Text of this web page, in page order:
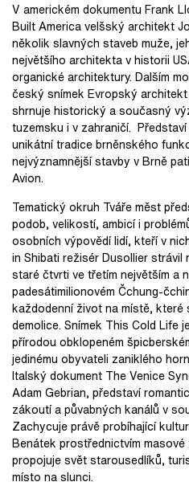
V americkém dokumentu Frank
Built America velšský architekt
několik slavných staveb muže,
největšího architekta v historii
organické architektury. Dalším
český snímek Evropský
shrnuje historický a současný
tuzemsku i v zahraničí.
unikátní tradice brněnského
nejvýznamnější stavby v Brně
Avion.
Tematický okruh Tváře měst
podob, velikostí, ambicí i
osobních výpovědí lidí, kteří v
in Shibati režisér Dusollier strávil
staré čtvrti ve třetím největším a
padesátimilionovém Čchung-
každodenní život na místě,
demolice. Snímek This Cold Life
přírodou obklopeném
jedinému obyvateli zaniklého
Italský dokument The Venice
Adam Gebrian, představí
zákoutí a půvabných kanálů v
Zachycuje právě probíhající
Benátek prostřednictvím
propojuje svět starousedlíků,
místo na slunci.